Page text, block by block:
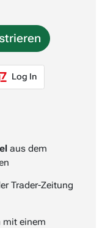
Log In
aus dem
Trader-Zeitung
mit einem